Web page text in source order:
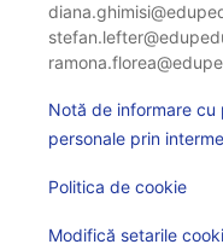
Notă de informare
personale prin
Politica de cookie
Modifică setarile